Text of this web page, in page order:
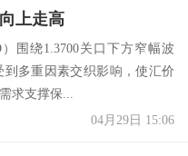
上走高
围绕1.3700关口下方窄幅波
多重因素交织影响，使汇价
求支撑保...
04月29日 15:06